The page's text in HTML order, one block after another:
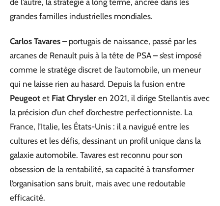
grandes familles industrielles mondiales.
Carlos Tavares – portugais de naissance, passé par les
arcanes de Renault puis à la tête de PSA – s’est imposé
comme le stratège discret de l’automobile, un meneur
qui ne laisse rien au hasard. Depuis la fusion entre
Peugeot et Fiat Chrysler en 2021, il dirige Stellantis avec
la précision d’un chef d’orchestre perfectionniste. La
France, l’Italie, les États-Unis : il a navigué entre les
cultures et les défis, dessinant un profil unique dans la
galaxie automobile. Tavares est reconnu pour son
obsession de la rentabilité, sa capacité à transformer
l’organisation sans bruit, mais avec une redoutable
efficacité.